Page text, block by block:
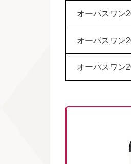
オーパスワン
オーパスワン
オーパスワン